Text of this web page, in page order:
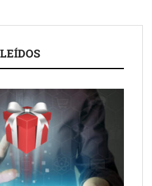
en el primer semestre de 2026